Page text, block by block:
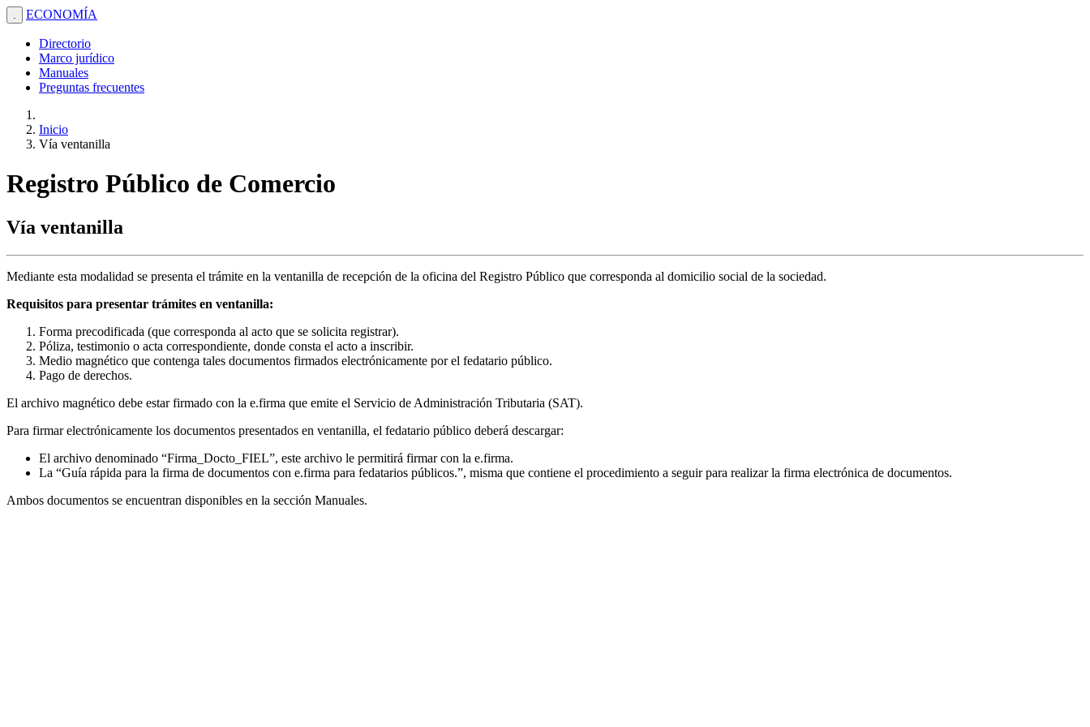
. ECONOMÍA
Directorio
Marco jurídico
Manuales
Preguntas frecuentes
Inicio
Vía ventanilla
Registro Público de Comercio
Vía ventanilla
Mediante esta modalidad se presenta el trámite en la ventanilla de recepción de la oficina del Registro Público que corresponda al domicilio social de la sociedad.
Requisitos para presentar trámites en ventanilla:
Forma precodificada (que corresponda al acto que se solicita registrar).
Póliza, testimonio o acta correspondiente, donde consta el acto a inscribir.
Medio magnético que contenga tales documentos firmados electrónicamente por el fedatario público.
Pago de derechos.
El archivo magnético debe estar firmado con la e.firma que emite el Servicio de Administración Tributaria (SAT).
Para firmar electrónicamente los documentos presentados en ventanilla, el fedatario público deberá descargar:
El archivo denominado “Firma_Docto_FIEL”, este archivo le permitirá firmar con la e.firma.
La “Guía rápida para la firma de documentos con e.firma para fedatarios públicos.”, misma que contiene el procedimiento a seguir para realizar la firma electrónica de documentos.
Ambos documentos se encuentran disponibles en la sección Manuales.